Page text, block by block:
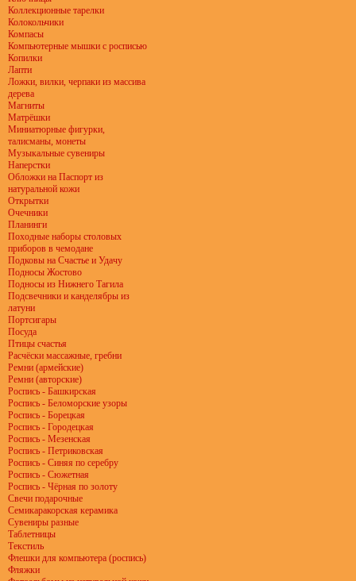
Коллекционные тарелки
Колокольчики
Компасы
Компьютерные мышки с росписью
Копилки
Лапти
Ложки, вилки, черпаки из массива
дерева
Магниты
Матрёшки
Миниатюрные фигурки,
талисманы, монеты
Музыкальные сувениры
Наперстки
Обложки на Паспорт из
натуральной кожи
Открытки
Очечники
Планинги
Походные наборы столовых
приборов в чемодане
Подковы на Счастье и Удачу
Подносы Жостово
Подносы из Нижнего Тагила
Подсвечники и канделябры из
латуни
Портсигары
Посуда
Птицы счастья
Расчёски массажные, гребни
Ремни (армейские)
Ремни (авторские)
Роспись - Башкирская
Роспись - Беломорские узоры
Роспись - Борецкая
Роспись - Городецкая
Роспись - Мезенская
Роспись - Петриковская
Роспись - Синяя по серебру
Роспись - Сюжетная
Роспись - Чёрная по золоту
Свечи подарочные
Семикаракорская керамика
Сувениры разные
Таблетницы
Текстиль
Флешки для компьютера (роспись)
Фляжки